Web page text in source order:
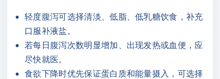
轻度腹泻可选择清淡、低脂、低乳糖饮食，补充
口服补液盐。
若每日腹泻次数明显增加、出现发热或血便，应
尽快就医。
食欲下降时优先保证蛋白质和能量摄入，可选择